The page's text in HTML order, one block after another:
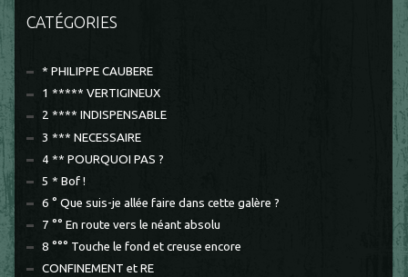
CATÉGORIES
* PHILIPPE CAUBERE
1 ***** VERTIGINEUX
2 **** INDISPENSABLE
3 *** NECESSAIRE
4 ** POURQUOI PAS ?
5 * Bof !
6 ° Que suis-je allée faire dans cette galère ?
7 °° En route vers le néant absolu
8 °°° Touche le fond et creuse encore
CONFINEMENT et RE